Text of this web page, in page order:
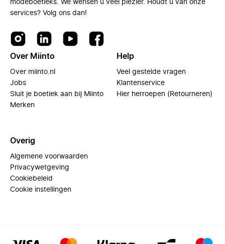
modeboetieks. We wensen u veel plezier. Houdt u van onze
services? Volg ons dan!
Over Miinto
Over miinto.nl
Jobs
Sluit je boetiek aan bij Miinto
Merken
Help
Veel gestelde vragen
Klantenservice
Hier herroepen (Retourneren)
Overig
Algemene voorwaarden
Privacywetgeving
Cookiebeleid
Cookie instellingen